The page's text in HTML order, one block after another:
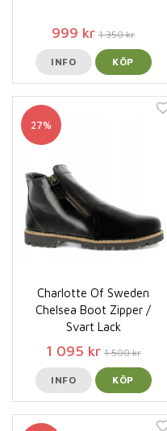
999 kr 1 350 kr
INFO KÖP
27%
Charlotte Of Sweden
Chelsea Boot Zipper /
Svart Lack
1 095 kr 1 500 kr
INFO KÖP